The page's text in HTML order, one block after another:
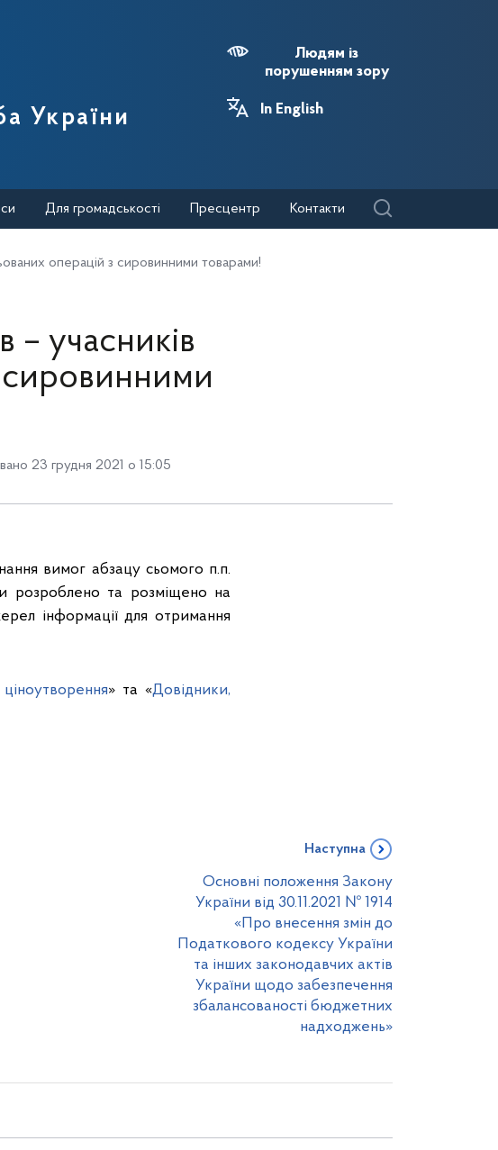
України
Людям із
порушенням зору
In English
Для громадськості Пресцентр Контакти
операцій з сировинними товарами!
– учасників
сировинними
23 грудня 2021 о 15:05
вимог абзацу сьомого п.п.
розроблено та розміщено на
інформації для отримання
» та «Довідники,
Наступна
Основні положення Закону
України від 30.11.2021 № 1914
«Про внесення змін до
Податкового кодексу України
та інших законодавчих актів
України щодо забезпечення
збалансованості бюджетних
надходжень»